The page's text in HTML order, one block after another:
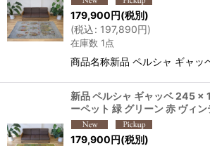
179,900円(税別)
(税込: 197,890円)
在庫数 1点
商品名称新品 ペルシャ ギャ
新品 ペルシャ ギャッベ 245 ×
ーペット 緑 グリーン 赤 ヴィ
179,900円(税別)